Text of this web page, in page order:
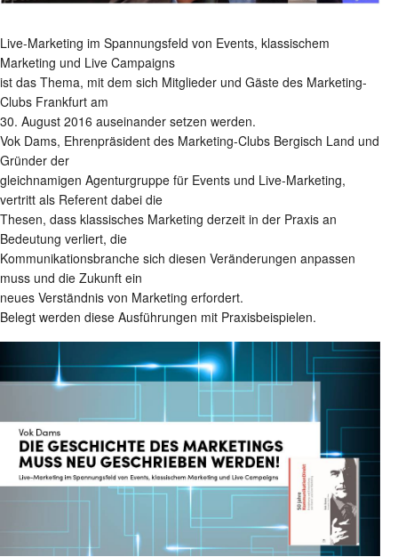
Live-Marketing im Spannungsfeld von Events, klassischem
Marketing und Live Campaigns
ist das Thema, mit dem sich Mitglieder und Gäste des Marketing-
Clubs Frankfurt am
30. August 2016 auseinander setzen werden.
Vok Dams, Ehrenpräsident des Marketing-Clubs Bergisch Land und
Gründer der
gleichnamigen Agenturgruppe für Events und Live-Marketing,
vertritt als Referent dabei die
Thesen, dass klassisches Marketing derzeit in der Praxis an
Bedeutung verliert, die
Kommunikationsbranche sich diesen Veränderungen anpassen
muss und die Zukunft ein
neues Verständnis von Marketing erfordert.
Belegt werden diese Ausführungen mit Praxisbeispielen.